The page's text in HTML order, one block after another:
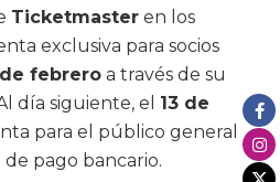
Ticketmaster en los
exclusiva para socios
de febrero a través de su
día siguiente, el 13 de
para el público general
pago bancario.